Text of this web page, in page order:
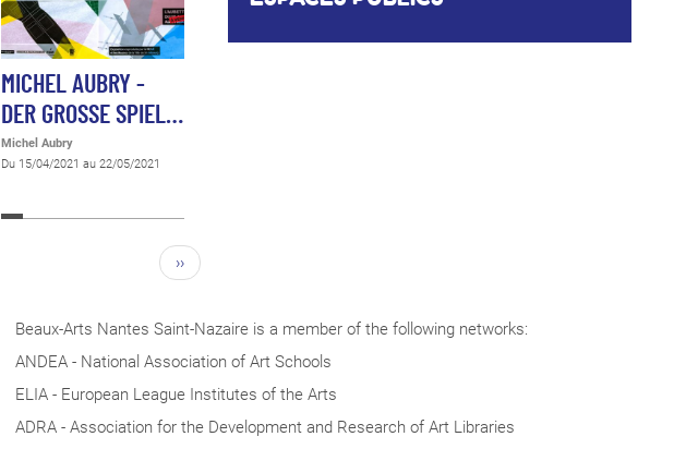
MICHEL AUBRY -
DER GROSSE SPIEL…
Michel Aubry
Du 15/04/2021 au 22/05/2021
››
Beaux-Arts Nantes Saint-Nazaire is a member of the following networks:
ANDEA - National Association of Art Schools
ELIA - European League Institutes of the Arts
ADRA - Association for the Development and Research of Art Libraries